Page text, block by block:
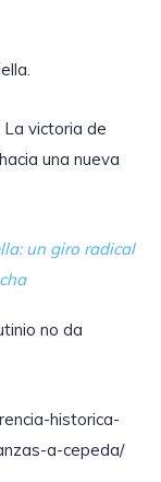
victoria de
una nueva
un giro radical
no da
historica-
a-cepeda/